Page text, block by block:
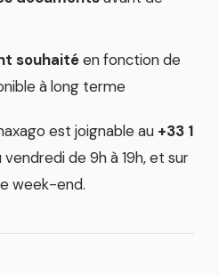
souhaitéen fonction de
à long terme
est joignable au +33 1
vendredi de 9h à 19h, et sur
week-end.